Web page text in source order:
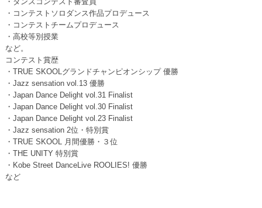
・コンテストソロダンス作品プロデュース
・コンテストチームプロデュース
・高校等別授業
など。
コンテスト賞歴
・TRUE SKOOLグランドチャンピオンシップ 優勝
・Jazz sensation vol.13 優勝
・Japan Dance Delight vol.31 Finalist
・Japan Dance Delight vol.30 Finalist
・Japan Dance Delight vol.23 Finalist
・Jazz sensation 2位・特別賞
・TRUE SKOOL 月間優勝・３位
・THE UNITY 特別賞
・Kobe Street DanceLive ROOLIES! 優勝
など